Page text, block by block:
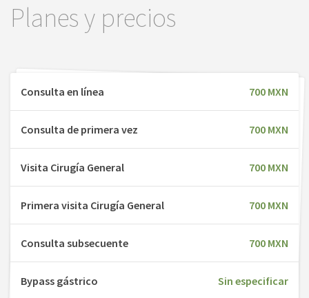
Planes y precios
Consulta en línea 700 MXN
Consulta de primera vez 700 MXN
Visita Cirugía General 700 MXN
Primera visita Cirugía General 700 MXN
Consulta subsecuente 700 MXN
Bypass gástrico Sin especificar